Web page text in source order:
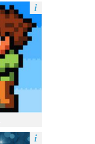
i
i